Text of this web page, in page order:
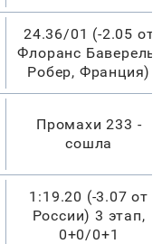
24.36/01 (-2.05 от
Флоранс Баверель-
Робер, Франция)
Промахи 233 -
сошла
1:19.20 (-3.07 от
России) 3 этап,
0+0/0+1